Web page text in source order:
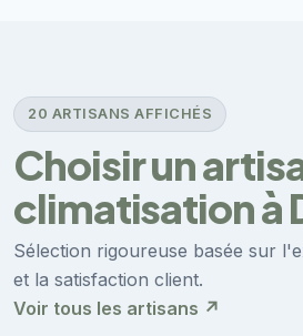
20 ARTISANS AFFICHÉS
Choisir un
climatisation à
Sélection rigoureuse basée sur
et la satisfaction client.
Voir tous les artisans ↗